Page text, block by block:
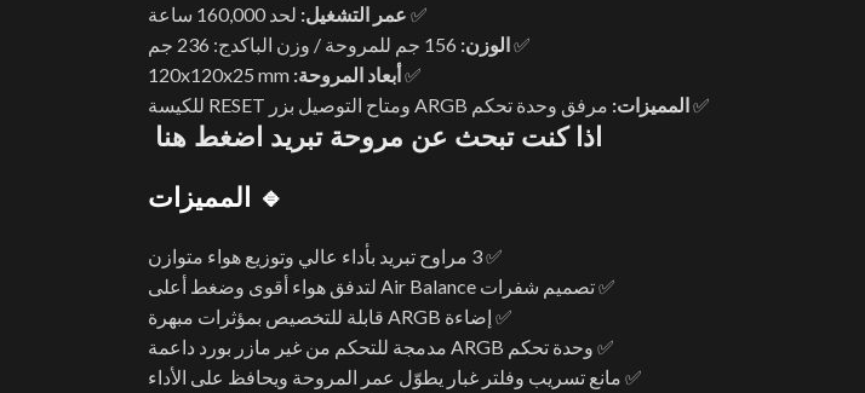
✅ عمر التشغيل: لحد 160,000 ساعة
✅الوزن:
✅أبعاد المروحة:
✅المميزات: مرفق وحدة تحكم ARGB ومتاح التوصيل بزر RESET للكيسة
اذا كنت تبحث عن مروحة تبريد اضغط هنا
🔹 المميزات
✅ 3 مراوح تبريد بأداء عالي وتوزيع هواء متوازن
✅ تصميم شفرات Air Balance لتدفق هواء أقوى وضغط أعلى
✅ إضاءة ARGB قابلة للتخصيص بمؤثرات مبهرة
✅ وحدة تحكم ARGB مدمجة للتحكم من غير مازر بورد داعمة
✅ مانع تسريب وفلتر غبار يطوّل عمر المروحة ويحافظ على الأداء